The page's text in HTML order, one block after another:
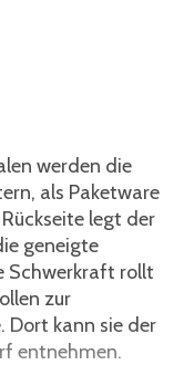
werden die
als Paketware
legt der
geneigte
Schwerkraft rollt
zur
Dort kann sie der
entnehmen.